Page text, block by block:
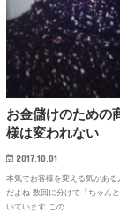
お金儲けのための
様は変われない
2017.10.01
本気でお客様を変える気がある
だよね 数回に分けて「ちゃん
いています この…